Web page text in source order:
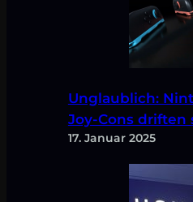
Unglaublich:
Joy-Cons driften
17. Januar 2025